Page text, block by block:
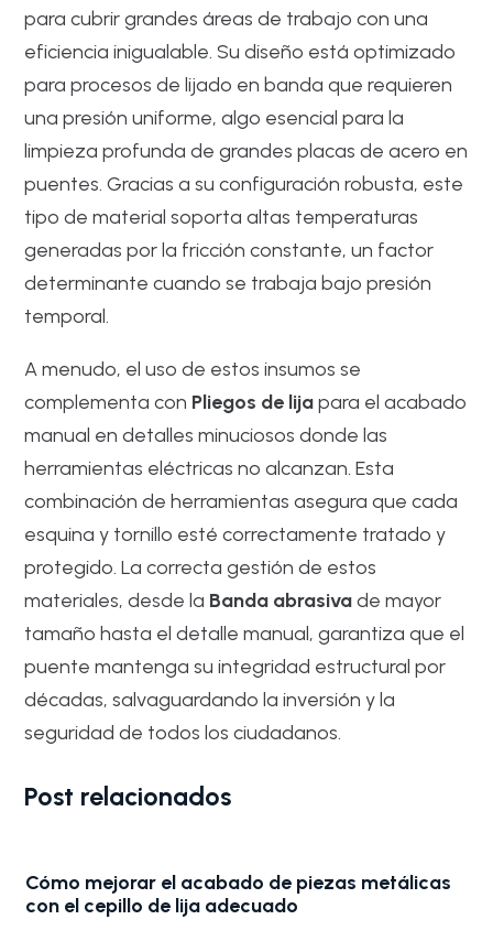
para cubrir grandes áreas de trabajo con una
eficiencia inigualable. Su diseño está optimizado
para procesos de lijado en banda que requieren
una presión uniforme, algo esencial para la
limpieza profunda de grandes placas de acero en
puentes. Gracias a su configuración robusta, este
tipo de material soporta altas temperaturas
generadas por la fricción constante, un factor
determinante cuando se trabaja bajo presión
temporal.
A menudo, el uso de estos insumos se
complementa con Pliegos de lijapara el acabado
manual en detalles minuciosos donde las
herramientas eléctricas no alcanzan. Esta
combinación de herramientas asegura que cada
esquina y tornillo esté correctamente tratado y
protegido. La correcta gestión de estos
materiales, desde la Banda abrasivade mayor
tamaño hasta el detalle manual, garantiza que el
puente mantenga su integridad estructural por
décadas, salvaguardando la inversión y la
seguridad de todos los ciudadanos.
Post relacionados